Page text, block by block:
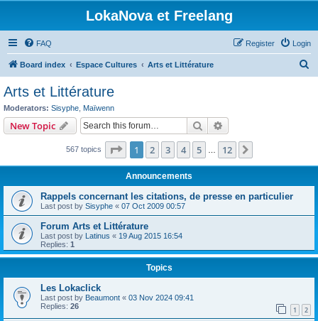
LokaNova et Freelang
FAQ Login
Register
Board index Espace Cultures Arts et Littérature
Arts et Littérature
Moderators: Sisyphe Maïwenn
New Topic Search
567 topics Page 1of 12
1 2 3 4 5 12
Announcements
Rappels concernant les citations, de presse en particulier
Last post by Sisyphe « 07 Oct 2009 00:57
Forum Arts et Littérature
Last post by Latinus « 19 Aug 2015 16:54
Replies: 1
Topics
Les Lokaclick
Last post by Beaumont « 03 Nov 2024 09:41
Replies: 26 1 2